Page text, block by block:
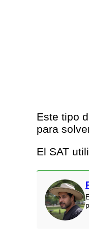
Este tipo
para
El SAT